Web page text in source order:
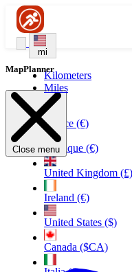
mi
Kilometers
Miles
France (€)
Belgique (€)
United Kingdom (£)
Ireland (€)
United States ($)
Canada ($CA)
MapPlanner
Close menu